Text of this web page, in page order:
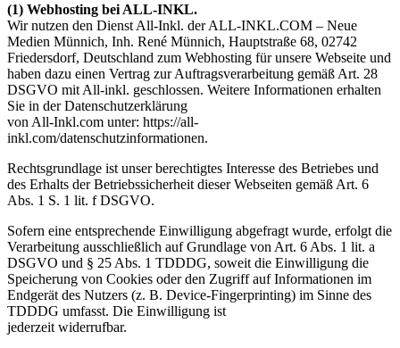
(1) Webhosting bei ALL-INKL.
Wir nutzen den Dienst All-Inkl. der ALL-INKL.COM – Neue
Medien Münnich, Inh. René Münnich, Hauptstraße 68, 02742
Friedersdorf, Deutschland zum Webhosting für unsere Webseite und
haben dazu einen Vertrag zur Auftragsverarbeitung gemäß Art. 28
DSGVO mit All-inkl. geschlossen. Weitere Informationen erhalten
Sie in der Datenschutzerklärung
von All-Inkl.com unter: https://all-
inkl.com/datenschutzinformationen.
Rechtsgrundlage ist unser berechtigtes Interesse des Betriebes und
des Erhalts der Betriebssicherheit dieser Webseiten gemäß Art. 6
Abs. 1 S. 1 lit. f DSGVO.
Sofern eine entsprechende Einwilligung abgefragt wurde, erfolgt die
Verarbeitung ausschließlich auf Grundlage von Art. 6 Abs. 1 lit. a
DSGVO und § 25 Abs. 1 TDDDG, soweit die Einwilligung die
Speicherung von Cookies oder den Zugriff auf Informationen im
Endgerät des Nutzers (z. B. Device-Fingerprinting) im Sinne des
TDDDG umfasst. Die Einwilligung ist
jederzeit widerrufbar.